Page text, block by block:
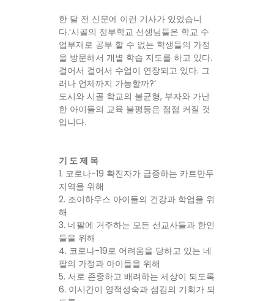
한 달 전 신문에 이런 기사가 있었습니
다.‘시골의 정부학교 선생님들은 학교 수
업부재로 공부 할 수 없는 학생들의 가정
을 방문해서 개별 학습 지도를 하고 있다.
걸어서 걸어서 수업이 연장되고 있다. 그
러나 언제까지 가능할까?‘
도시와 시골 학교의 불균형, 부자와 가난
한 아이들의 교육 불평등은 점점 커질 것
입니다.
기 도 제 목
1. 코로나-19 확진자가 급증하는 카트만두
지역을 위해
2. 조이하우스 아이들의 건강과 학업을 위
해
3. 네팔에 거주하는 모든 선교사들과 한인
들을 위해
4. 코로나-19로 어려움을 당하고 있는 네
팔의 가정과 아이들을 위해
5. 서로 존중하고 배려하는 세상이 되도록
6. 이시간이 영적성숙과 섬김의 기회가 되